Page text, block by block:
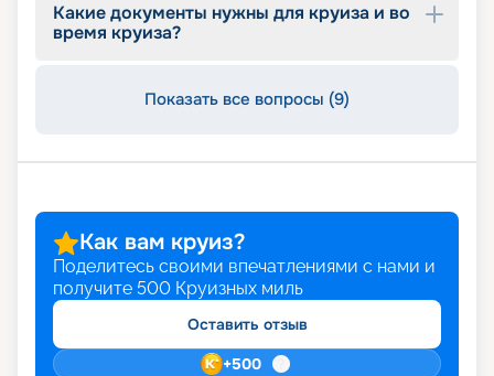
Какие документы нужны для круиза и во
время круиза?
Показать все вопросы (9)
Как вам круиз?
Поделитесь своими впечатлениями с нами и
получите 500 Круизных миль
Оставить отзыв
+500